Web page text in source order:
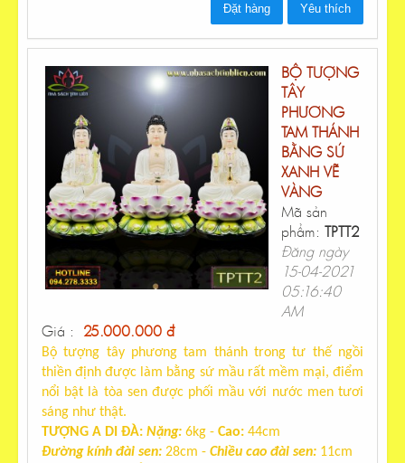
Đặt hàng Yêu thích
BỘ TƯỢNG
TÂY
PHƯƠNG
TAM THÁNH
BẰNG SỨ
XANH VẼ
VÀNG
Mã sản
phẩm: TPTT2
Đăng ngày
15-04-2021
05:16:40
AM
Giá :
25.000.000 đ
Bộ tượng tây phương tam thánh trong tư thế ngồi
thiền định được làm bằng sứ mầu rất mềm mại, điểm
nổi bật là tòa sen được phối mầu với nước men tươi
sáng như thật.
TƯỢNG A DI ĐÀ: Nặng: 6kg - Cao: 44cm
Đường kính đài sen: 28cm - Chiều cao đài sen: 11cm